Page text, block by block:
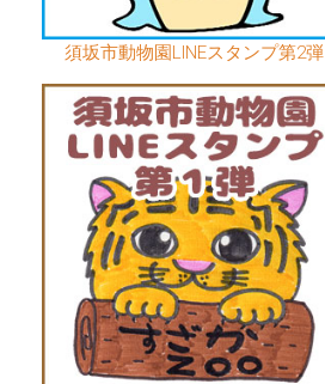
須坂市動物園LINEスタンプ第2弾